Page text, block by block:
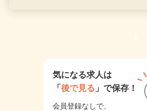
1
気になる求人は
「後で見る 」で保存！
会員登録なしで、